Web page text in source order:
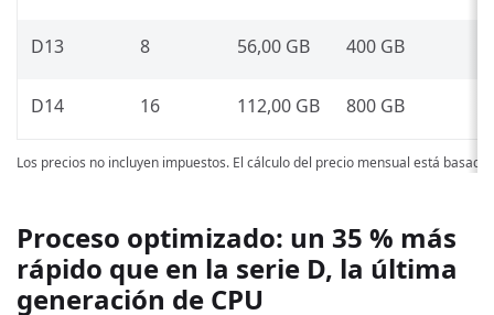
D13 8 56,00 GB 400 GB
D14 16 112,00 GB 800 GB
Los precios no incluyen impuestos. El cálculo del precio mensual está
Proceso optimizado: un 35 % más
rápido que en la serie D, la última
generación de CPU